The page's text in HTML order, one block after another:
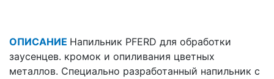
ОПИСАНИЕ Напильник PFERD для обработки
заусенцев. кромок и опиливания цветных
металлов. Специально разработанный напильник с